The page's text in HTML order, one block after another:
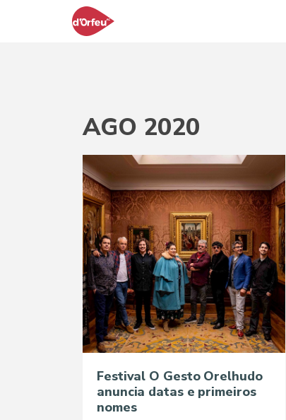
AGO 2020
Festival O Gesto Orelhudo
anuncia datas e primeiros
nomes